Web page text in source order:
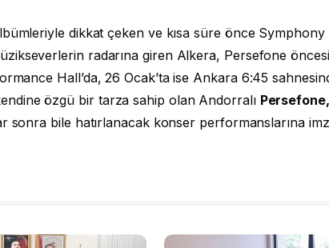
dikkat çeken ve kısa süre önce Symphony
radarına giren Alkera, Persefone
Hall’da, 26 Ocak’ta ise Ankara 6:45
özgü bir tarza sahip olan Andorralı Persefone,
sonra bile hatırlanacak konser performanslarına